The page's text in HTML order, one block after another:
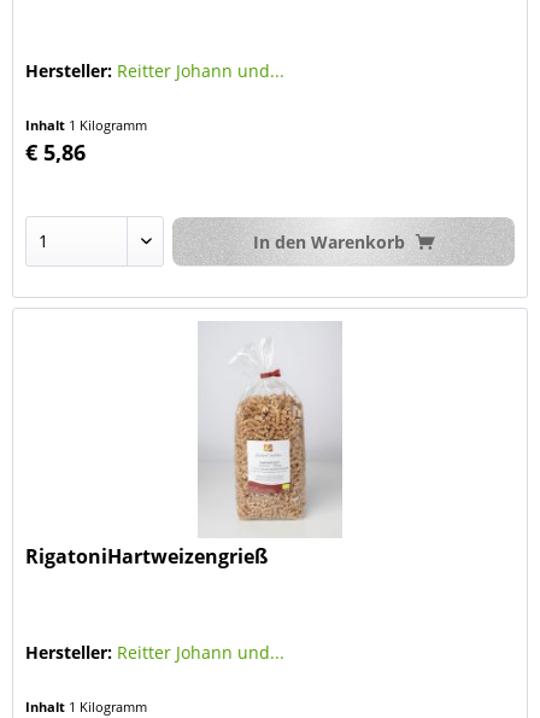
Hersteller: Reitter Johann und...
Inhalt 1 Kilogramm
€ 5,86
In den Warenkorb
RigatoniHartweizengrieß
Hersteller: Reitter Johann und...
Inhalt 1 Kilogramm